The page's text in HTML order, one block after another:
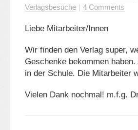
Verlagsbesuche | 4 Comments
Liebe Mitarbeiter/Innen
Wir finden den Verlag super,
Geschenke bekommen
in der Schule. Die Mitarbeiter
Vielen Dank nochmal! m.f.g.